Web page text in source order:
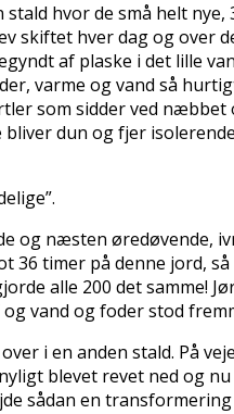
hvor de små helt
skiftet hver dag og
af plaske i det lille
varme og vand så
som sidder ved
dun og fjer
og næsten øredøvende,
36 timer på denne jord,
alle 200 det samme!
og vand og foder stod
i en anden stald. På
blevet revet ned og
sådan en